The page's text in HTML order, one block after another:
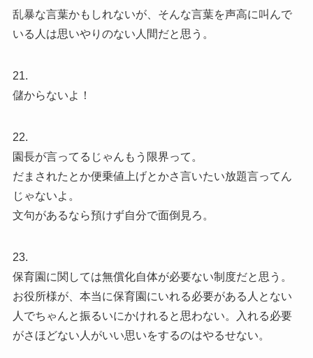
乱暴な言葉かもしれないが、そんな言葉を声高に叫んで
いる人は思いやりのない人間だと思う。
21.
儲からないよ！
22.
園長が言ってるじゃんもう限界って。
だまされたとか便乗値上げとかさ言いたい放題言ってん
じゃないよ。
文句があるなら預けず自分で面倒見ろ。
23.
保育園に関しては無償化自体が必要ない制度だと思う。
お役所様が、本当に保育園にいれる必要がある人とない
人でちゃんと振るいにかけれると思わない。入れる必要
がさほどない人がいい思いをするのはやるせない。